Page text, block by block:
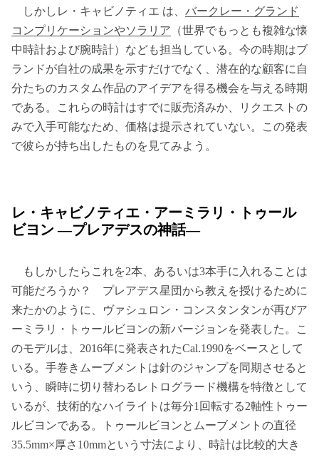
しかしレ・キャビノティエ は、 バークレー・グランド
コンプリケーションやソラリア （世界でもっとも複雑な懐
中時計および腕時計）なども担当している。今の時期はブ
ランドが自社の成果を示すだけでなく、潜在的な顧客に自
分たちのカスタム作品のアイデアを得る機会を与える時期
である。これらの時計はすでに販売済みか、リクエストの
みで入手可能なため、価格は提示されていない。この発表
で彼らが持ち出したものを見てみよう。
レ・キャビノティエ・アーミラリ・トゥール
ビヨン —プレアデスの神話—
もしかしたらこれを2本、あるいは3本手に入れることは
可能だろうか？ プレアデス星団から教えを授けるために
来たかのように、ヴァシュロン・コンスタンタンが再びア
ーミラリ・トゥールビヨンの新バージョンを発表した。こ
のモデルは、2016年に発表されたCal.1990をベースとして
いる。手巻きムーブメントは針のジャンプを同期させると
いう、瞬時に切り替わるレトログラード機構を特徴として
いるが、技術的なハイライトは毎分1回転する2軸性トゥー
ルビヨンである。トゥールビヨンとムーブメントの直径
35.5mm×厚さ10mmという寸法により、時計は比較的大き